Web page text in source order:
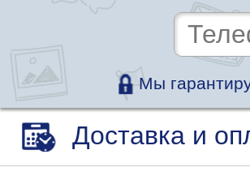
Мы
Доставка и